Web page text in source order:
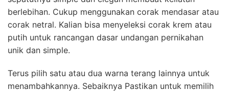
berlebihan. Cukup menggunakan corak mendasar atau
corak netral. Kalian bisa menyeleksi corak krem atau
putih untuk rancangan dasar undangan pernikahan
unik dan simple.
Terus pilih satu atau dua warna terang lainnya untuk
menambahkannya. Sebaiknya Pastikan untuk memilih